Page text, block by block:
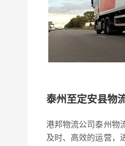
泰州至定安县物
港邦物流公司泰州物
及时、高效的运营，